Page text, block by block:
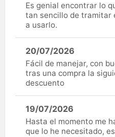
Es genial encontrar lo
tan sencillo de tramitar
a usarlo.
20/07/2026
Fácil de manejar, con
tras una compra la
descuento
19/07/2026
Hasta el momento me
que lo he necesitado,